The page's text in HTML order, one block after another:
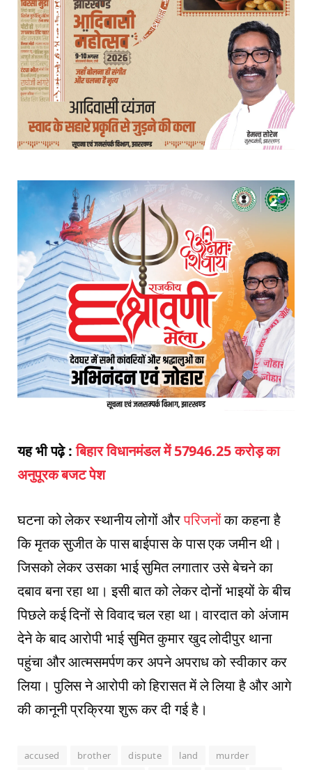
यह भी पढ़े :बिहार विधानमंडल में 57946.25 करोड़ का
अनुपूरक बजट पेश
घटना को लेकर स्थानीय लोगों औरपरिजनोंका कहना है
कि मृतक सुजीत के पास बाईपास के पास एक जमीन थी।
जिसको लेकर उसका भाई सुमित लगातार उसे बेचने का
दबाव बना रहा था। इसी बात को लेकर दोनों भाइयों के बीच
पिछले कई दिनों से विवाद चल रहा था। वारदात को अंजाम
देने के बाद आरोपी भाई सुमित कुमार खुद लोदीपुर थाना
पहुंचा और आत्मसमर्पण कर अपने अपराध को स्वीकार कर
लिया। पुलिस ने आरोपी को हिरासत में ले लिया है और आगे
की कानूनी प्रक्रिया शुरू कर दी गई है।
accused brother dispute land murder